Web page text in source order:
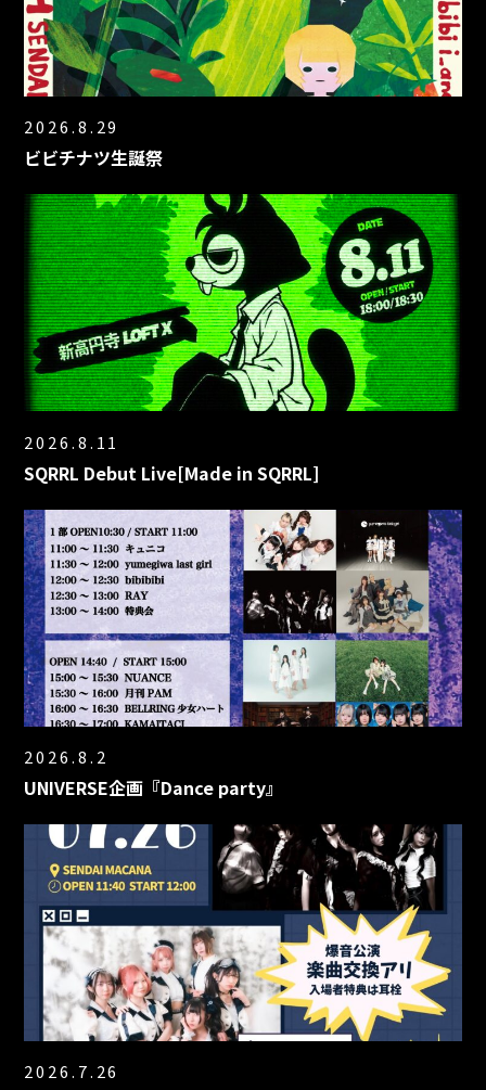
2026.8.29
ビビチナツ生誕祭
2026.8.11
SQRRL Debut Live[Made in SQRRL]
2026.8.2
UNIVERSE企画『Dance party』
2026.7.26